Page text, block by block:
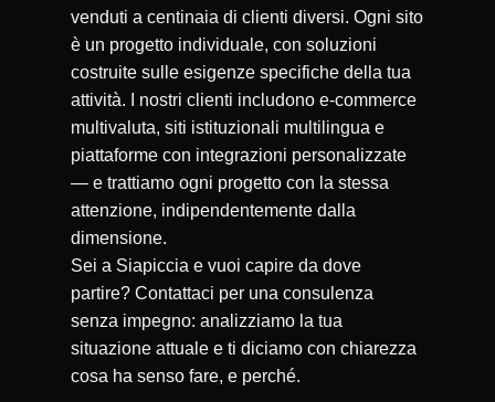
venduti a centinaia di clienti diversi. Ogni sito
è un progetto individuale, con soluzioni
costruite sulle esigenze specifiche della tua
attività. I nostri clienti includono e-commerce
multivaluta, siti istituzionali multilingua e
piattaforme con integrazioni personalizzate
— e trattiamo ogni progetto con la stessa
attenzione, indipendentemente dalla
dimensione.
Sei a Siapiccia e vuoi capire da dove
partire? Contattaci per una consulenza
senza impegno: analizziamo la tua
situazione attuale e ti diciamo con chiarezza
cosa ha senso fare, e perché.